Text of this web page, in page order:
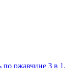
ржавчине 3 в 1,